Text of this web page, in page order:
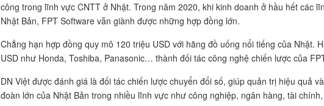
công trong lĩnh vực CNTT ở Nhật. Trong năm 2020, khi kinh doanh ở hầu hết các
Nhật Bản, FPT Software vẫn giành được những hợp đồng lớn.
Chẳng hạn hợp đồng quy mô 120 triệu USD với hãng đồ uống nổi tiếng của Nhật.
USD như Honda, Toshiba, Panasonic… thành đối tác công nghệ chiến lược của
DN Việt được đánh giá là đối tác chiến lược chuyển đổi số, giúp quản trị hiệu quả
đoàn lớn của Nhật Bản trong nhiều lĩnh vực như công nghiệp, ngân hàng, tài